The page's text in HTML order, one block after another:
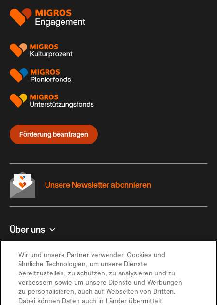
Footer
Förderung beantragen
Über uns
Kontakt und Hilfe
Inspiration
Unsere Newsletter abonnieren
Wir und unsere Partner verwenden Cookies und
ähnliche Technologien, um unsere Dienste
bereitzustellen, zu schützen, zu analysieren und zu
verbessern sowie um unsere Dienste und Werbungen
zu personalisieren, auch auf Webseiten von Dritten.
Dabei können Daten auch in Länder übermittelt